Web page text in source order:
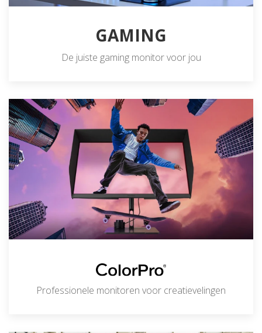
GAMING
De juiste gaming monitor voor jou
Professionele monitoren voor creatievelingen